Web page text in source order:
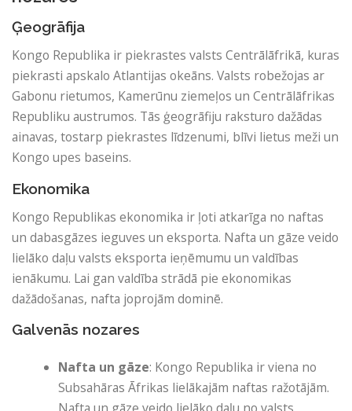
Ģeogrāfija
Kongo Republika ir piekrastes valsts Centrālāfrikā, kuras
piekrasti apskalo Atlantijas okeāns. Valsts robežojas ar
Gabonu rietumos, Kamerūnu ziemeļos un Centrālāfrikas
Republiku austrumos. Tās ģeogrāfiju raksturo dažādas
ainavas, tostarp piekrastes līdzenumi, blīvi lietus meži un
Kongo upes baseins.
Ekonomika
Kongo Republikas ekonomika ir ļoti atkarīga no naftas
un dabasgāzes ieguves un eksporta. Nafta un gāze veido
lielāko daļu valsts eksporta ieņēmumu un valdības
ienākumu. Lai gan valdība strādā pie ekonomikas
dažādošanas, nafta joprojām dominē.
Galvenās nozares
Nafta un gāze: Kongo Republika ir viena no
Subsahāras Āfrikas lielākajām naftas ražotājām.